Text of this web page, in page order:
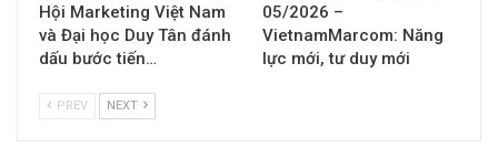
Hội Marketing Việt Nam
và Đại học Duy Tân đánh
dấu bước tiến…
05/2026 –
VietnamMarcom: Năng
lực mới, tư duy mới
PREV NEXT